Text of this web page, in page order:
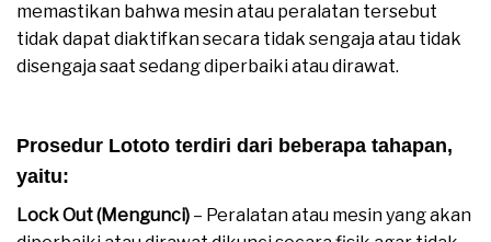
memastikan bahwa mesin atau peralatan tersebut
tidak dapat diaktifkan secara tidak sengaja atau tidak
disengaja saat sedang diperbaiki atau dirawat.
Prosedur Lototo terdiri dari beberapa tahapan,
yaitu:
Lock Out (Mengunci) – Peralatan atau mesin yang akan